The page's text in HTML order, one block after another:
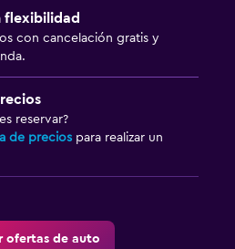
flexibilidad
con cancelación gratis y
reservar?
de precios para realizar un
ofertas de auto